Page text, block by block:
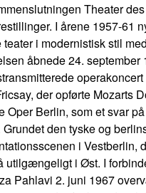
Theater
I årene 1957-61
teater i modernistisk stil
åbnede 24. september
der opførte Mozarts
Oper Berlin, som et svar
Grundet den tyske og
i Vestberlin,
utilgængeligt i Øst. I
Pahlavi 2. juni 1967